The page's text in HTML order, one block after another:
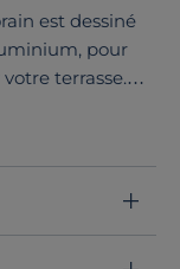
est dessiné
pour
terrasse.
en
un produit